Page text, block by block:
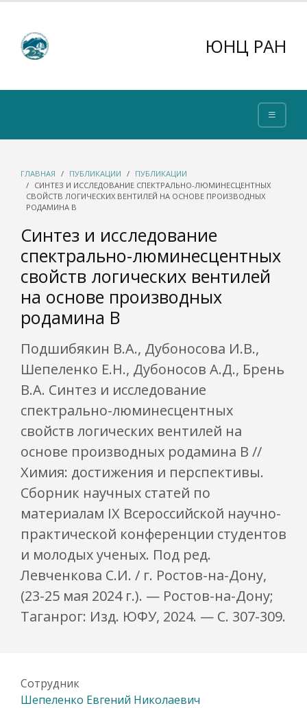
ЮНЦ РАН
ГЛАВНАЯ ПУБЛИКАЦИИ
ПУБЛИКАЦИИ
СИНТЕЗ И ИССЛЕДОВАНИЕ СПЕКТРАЛЬНО-ЛЮМИНЕСЦЕНТНЫХ
СВОЙСТВ ЛОГИЧЕСКИХ ВЕНТИЛЕЙ НА ОСНОВЕ ПРОИЗВОДНЫХ
РОДАМИНА В
Синтез и исследование
спектрально-люминесцентных
свойств логических вентилей
на основе производных
родамина В
Подшибякин В.А., Дубоносова И.В.,
Шепеленко Е.Н., Дубоносов А.Д., Брень
В.А. Синтез и исследование
спектрально-люминесцентных
свойств логических вентилей на
основе производных родамина В //
Химия: достижения и перспективы.
Сборник научных статей по
материалам IX Всероссийской научно-
практической конференции студентов
и молодых ученых. Под ред.
Левченкова С.И. / г. Ростов-на-Дону,
(23-25 мая 2024 г.). — Ростов-на-Дону;
Таганрог: Изд. ЮФУ, 2024. — С. 307-309.
Сотрудник
Шепеленко Евгений Николаевич